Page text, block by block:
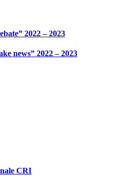
2022 – 2023
news” 2022 – 2023
CRI